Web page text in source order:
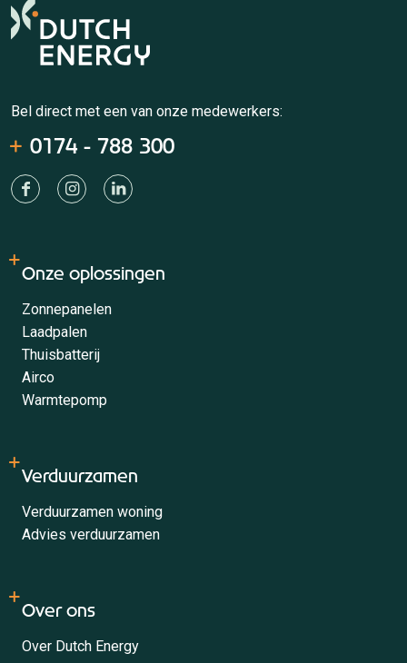
Bel direct met een van onze medewerkers:
0174 - 788 300
Onze oplossingen
Zonnepanelen
Laadpalen
Thuisbatterij
Airco
Warmtepomp
Verduurzamen
Verduurzamen woning
Advies verduurzamen
Over ons
Over Dutch Energy